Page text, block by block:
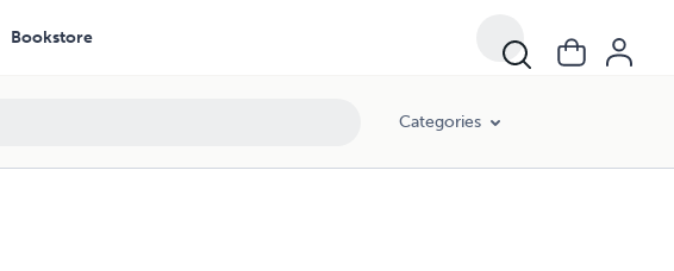
Bookstore
Categories